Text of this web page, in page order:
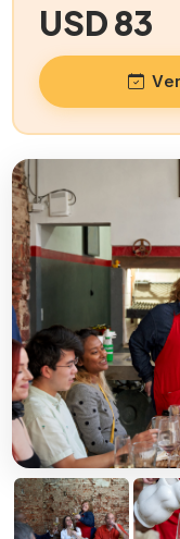
USD 83